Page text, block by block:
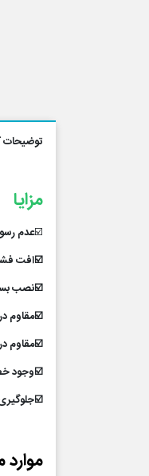
توضیحات
مزایا
☑️عدم
☑️افت
☑️نصب
☑️مقاوم
☑️مقاوم
☑️وجود خط
☑️جلوگیری